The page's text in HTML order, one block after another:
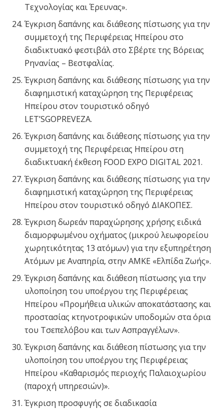
Τεχνολογίας και Έρευνας».
Έγκριση δαπάνης και διάθεσης πίστωσης για την
συμμετοχή της Περιφέρειας Ηπείρου στο
διαδικτυακό φεστιβάλ στο Σβέρτε της Βόρειας
Ρηνανίας – Βεστφαλίας.
Έγκριση δαπάνης και διάθεσης πίστωσης για την
διαφημιστική καταχώρηση της Περιφέρειας
Ηπείρου στον τουριστικό οδηγό
LET’SGOPREVEZA.
Έγκριση δαπάνης και διάθεσης πίστωσης για την
συμμετοχή της Περιφέρειας Ηπείρου στη
διαδικτυακή έκθεση FOOD EXPO DIGITAL 2021.
Έγκριση δαπάνης και διάθεσης πίστωσης για την
διαφημιστική καταχώρηση της Περιφέρειας
Ηπείρου στον τουριστικό οδηγό ΔΙΑΚΟΠΕΣ.
Έγκριση δωρεάν παραχώρησης χρήσης ειδικά
διαμορφωμένου οχήματος (μικρού λεωφορείου
χωρητικότητας 13 ατόμων) για την εξυπηρέτηση
Ατόμων με Αναπηρία, στην ΑΜΚΕ «Ελπίδα Ζωής».
Έγκριση δαπάνης και διάθεση πίστωσης για την
υλοποίηση του υποέργου της Περιφέρειας
Ηπείρου «Προμήθεια υλικών αποκατάστασης και
προστασίας κτηνοτροφικών υποδομών στα όρια
του Τσεπελόβου και των Ασπραγγέλων».
Έγκριση δαπάνης και διάθεση πίστωσης για την
υλοποίηση του υποέργου της Περιφέρειας
Ηπείρου «Καθαρισμός περιοχής Παλαιοχωρίου
(παροχή υπηρεσιών)».
Έγκριση προσφυγής σε διαδικασία